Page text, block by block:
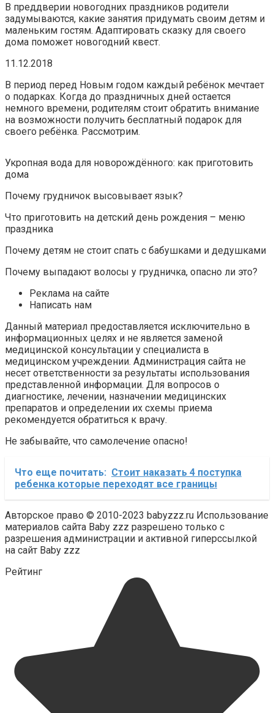
В преддверии новогодних праздников родители
задумываются, какие занятия придумать своим детям и
маленьким гостям. Адаптировать сказку для своего
дома поможет новогодний квест.
11.12.2018
В период перед Новым годом каждый ребёнок мечтает
о подарках. Когда до праздничных дней остается
немного времени, родителям стоит обратить внимание
на возможности получить бесплатный подарок для
своего ребёнка. Рассмотрим.
Укропная вода для новорождённого: как приготовить
дома
Почему грудничок высовывает язык?
Что приготовить на детский день рождения – меню
праздника
Почему детям не стоит спать с бабушками и дедушками
Почему выпадают волосы у грудничка, опасно ли это?
Реклама на сайте
Написать нам
Данный материал предоставляется исключительно в
информационных целях и не является заменой
медицинской консультации у специалиста в
медицинском учреждении. Администрация сайта не
несет ответственности за результаты использования
представленной информации. Для вопросов о
диагностике, лечении, назначении медицинских
препаратов и определении их схемы приема
рекомендуется обратиться к врачу.
Не забывайте, что самолечение опасно!
Что еще почитать: Стоит наказать 4 поступка
ребенка которые переходят все границы
Авторское право © 2010-2023 babyzzz.ru Использование
материалов сайта Baby zzz разрешено только с
разрешения администрации и активной гиперссылкой
на сайт Baby zzz
Рейтинг